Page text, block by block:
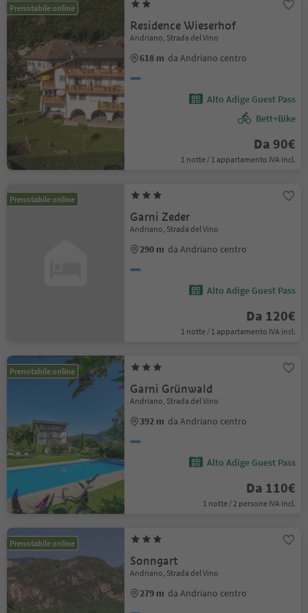
Prenotabile online
Residence Wieserhof
Andriano, Strada del Vino
618 m da Andriano centro
Alto Adige Guest Pass
Bett+Bike
Da 90€
1 notte / 1 appartamento IVA incl.
Prenotabile online
Garni Zeder
Andriano, Strada del Vino
290 m da Andriano centro
Alto Adige Guest Pass
Da 120€
1 notte / 1 appartamento IVA incl.
Prenotabile online
Garni Grünwald
Andriano, Strada del Vino
392 m da Andriano centro
Alto Adige Guest Pass
Da 110€
1 notte / 2 persone IVA incl.
Prenotabile online
Sonngart
Andriano, Strada del Vino
279 m da Andriano centro